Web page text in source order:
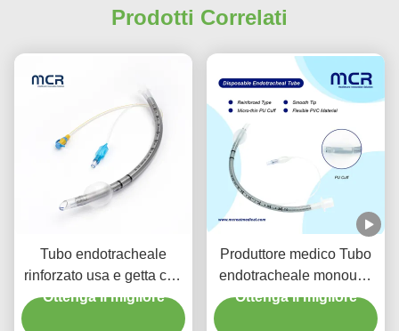
Prodotti Correlati
Tubo endotracheale
rinforzato usa e getta con
porta di aspirazione per la
Ottenga il migliore
Produttore medico Tubo
endotracheale monouso
rinforzato DEHP libero
Ottenga il migliore